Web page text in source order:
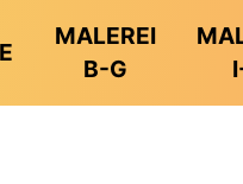
MALEREI
B-G